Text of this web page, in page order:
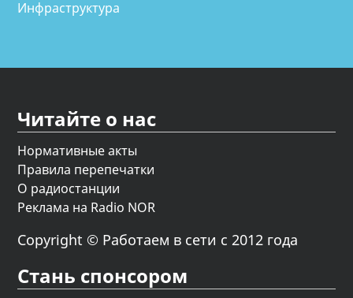
Инфраструктура
Читайте о нас
Нормативные акты
Правила перепечатки
О радиостанции
Реклама на Radio NOR
Copyright © Работаем в сети с 2012 года
Стань спонсором